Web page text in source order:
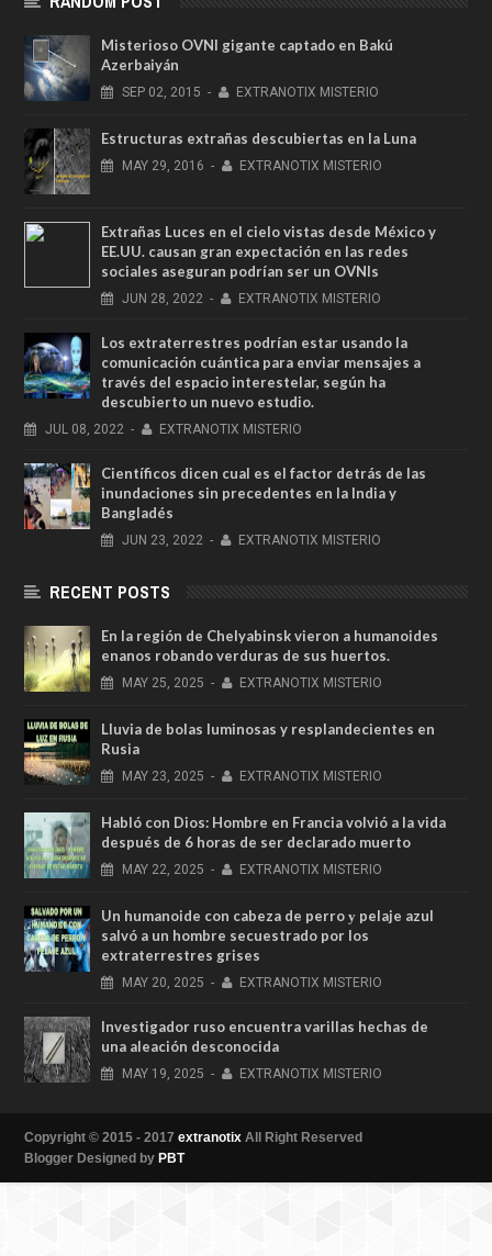
Misterioso OVNI gigante captado en Bakú
Azerbaiyán
SEP 02, 2015 - EXTRANOTIX MISTERIO
Estructuras extrañas descubiertas en la Luna
MAY 29, 2016 - EXTRANOTIX MISTERIO
Extrañas Luces en el cielo vistas desde México y
EE.UU. causan gran expectación en las redes
sociales aseguran podrían ser un OVNIs
JUN 28, 2022 - EXTRANOTIX MISTERIO
Los extraterrestres podrían estar usando la
comunicación cuántica para enviar mensajes a
través del espacio interestelar, según ha
descubierto un nuevo estudio.
JUL 08, 2022 - EXTRANOTIX MISTERIO
Científicos dicen cual es el factor detrás de las
inundaciones sin precedentes en la India y
Bangladés
JUN 23, 2022 - EXTRANOTIX MISTERIO
RECENT POSTS
En la región de Chelyabinsk vieron a humanoides
enanos robando verduras de sus huertos.
MAY 25, 2025 - EXTRANOTIX MISTERIO
Lluvia de bolas luminosas y resplandecientes en
Rusia
MAY 23, 2025 - EXTRANOTIX MISTERIO
Habló con Dios: Hombre en Francia volvió a la vida
después de 6 horas de ser declarado muerto
MAY 22, 2025 - EXTRANOTIX MISTERIO
Un humanoide con cabeza de perro у pelaje azul
salvó a un hombre secuestrado por los
extraterrestres grises
MAY 20, 2025 - EXTRANOTIX MISTERIO
Investigador ruso encuentra varillas hechas de
una aleación desconocida
MAY 19, 2025 - EXTRANOTIX MISTERIO
Copyright © 2015 - 2017 extranotix All Right Reserved
Blogger Designed by PBT